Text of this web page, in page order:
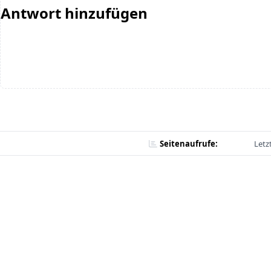
Antwort hinzufügen
Seitenaufrufe: